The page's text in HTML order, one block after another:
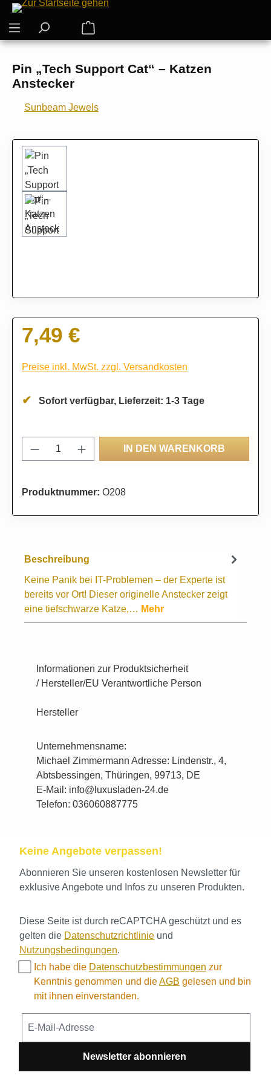
Zum Hauptinhalt springen
Warenkorb enthält 0 Positionen. Der
Pin „Tech Support Cat“ – Katzen
Anstecker
Sunbeam Jewels
Bildergalerie überspringen
Regulärer Preis:
7,49 €
Preise inkl. MwSt. zzgl. Versandkosten
Sofort verfügbar, Lieferzeit: 1-3 Tage
Produkt Anzahl: Gib den gewünschten
IN DEN WARENKORB
Produktnummer: O208
Beschreibung
Keine Panik bei IT-Problemen – der Experte ist
bereits vor Ort! Dieser originelle Anstecker zeigt
eine tiefschwarze Katze,… Mehr
Informationen zur Produktsicherheit
/ Hersteller/EU Verantwortliche Person
Hersteller
Unternehmensname:
Michael Zimmermann Adresse: Lindenstr., 4,
Abtsbessingen, Thüringen, 99713, DE
E-Mail: info@luxusladen-24.de
Telefon: 036060887775
Keine Angebote verpassen!
Abonnieren Sie unseren kostenlosen Newsletter für
exklusive Angebote und Infos zu unseren Produkten.
Diese Seite ist durch reCAPTCHA geschützt und es
gelten die Datenschutzrichtlinie und
Nutzungsbedingungen.
Ich habe die Datenschutzbestimmungen zur
Kenntnis genommen und dieAGB gelesen und bin
mit ihnen einverstanden.
Newsletter abonnieren